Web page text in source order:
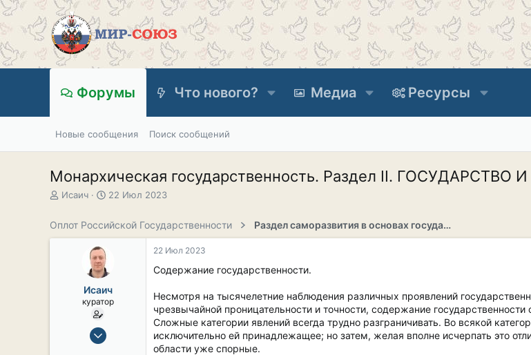
Форумы Что нового? Медиа Ресурсы
Новые сообщения Поиск сообщений
Монархическая государственность. Раздел II. ГОСУДАРСТВО
А
о
Исаич
Д
а
л
а
22 Июл 2023
Оплот Российской Государственности Раздел саморазвития в основах государственности
Исаич
куратор
15 Сен 2019
22 Июл 2023
Содержание государственности.
Несмотря на тысячелетние наблюдения различных проявлений
чрезвычайной проницательности и точности, содержание
Сложные категории явлений всегда трудно разграничивать. Во всякой
исключительно ей принадлежащее; но затем, желая вполне исчерпать это
области уже спорные.